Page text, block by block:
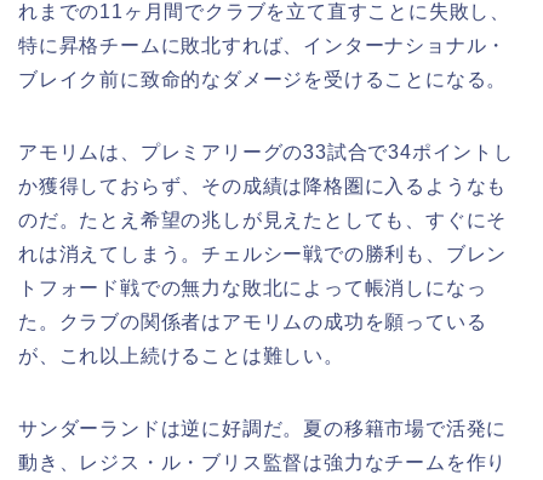
れまでの11ヶ月間でクラブを立て直すことに失敗し、
特に昇格チームに敗北すれば、インターナショナル・
ブレイク前に致命的なダメージを受けることになる。
アモリムは、プレミアリーグの33試合で34ポイントし
か獲得しておらず、その成績は降格圏に入るようなも
のだ。たとえ希望の兆しが見えたとしても、すぐにそ
れは消えてしまう。チェルシー戦での勝利も、ブレン
トフォード戦での無力な敗北によって帳消しになっ
た。クラブの関係者はアモリムの成功を願っている
が、これ以上続けることは難しい。
サンダーランドは逆に好調だ。夏の移籍市場で活発に
動き、レジス・ル・ブリス監督は強力なチームを作り